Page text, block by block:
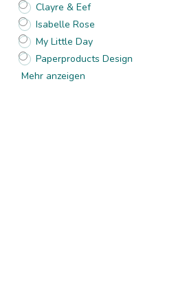
Clayre & Eef
Isabelle Rose
My Little Day
Paperproducts Design
Mehr anzeigen